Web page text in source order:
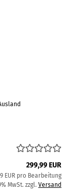
299,99 EUR
EUR pro Bearbeitung
MwSt. zzgl. Versand